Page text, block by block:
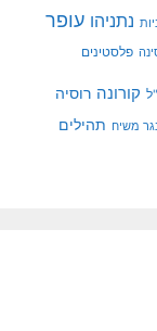
נתניהו עופר
פלסטינים
קורונה רוסיה
משיח תהילים